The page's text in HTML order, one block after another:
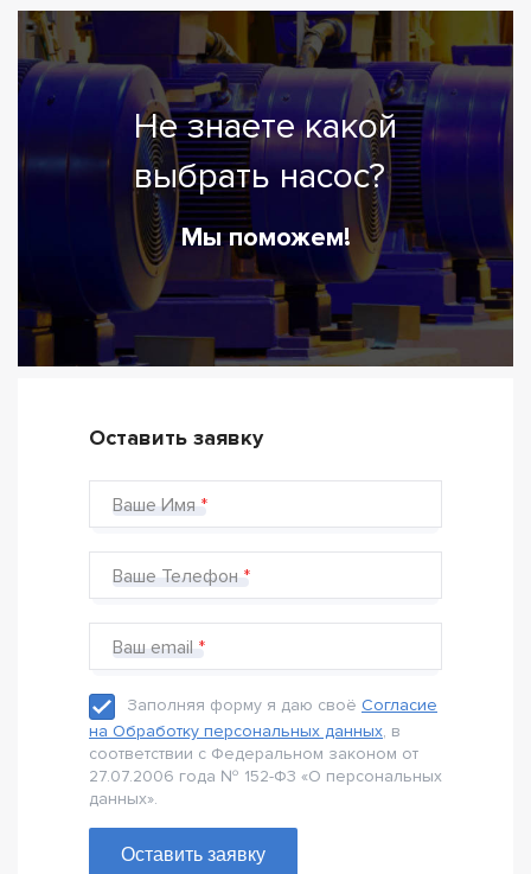
Не знаете какой
выбрать насос?
Мы поможем!
Оставить заявку
Ваше Имя
Ваше Телефон
Ваш email
Заполняя форму я даю своё Согласие
на Обработку персональных данных, в
соответствии с Федеральном законом от
27.07.2006 года № 152-Ф3 «О персональных
данных».
Оставить заявку